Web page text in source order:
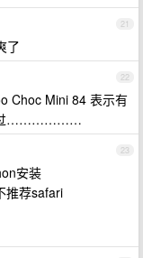
21
了
22
Choc Mini 84 表示有
过………………
23
安装
推荐safari